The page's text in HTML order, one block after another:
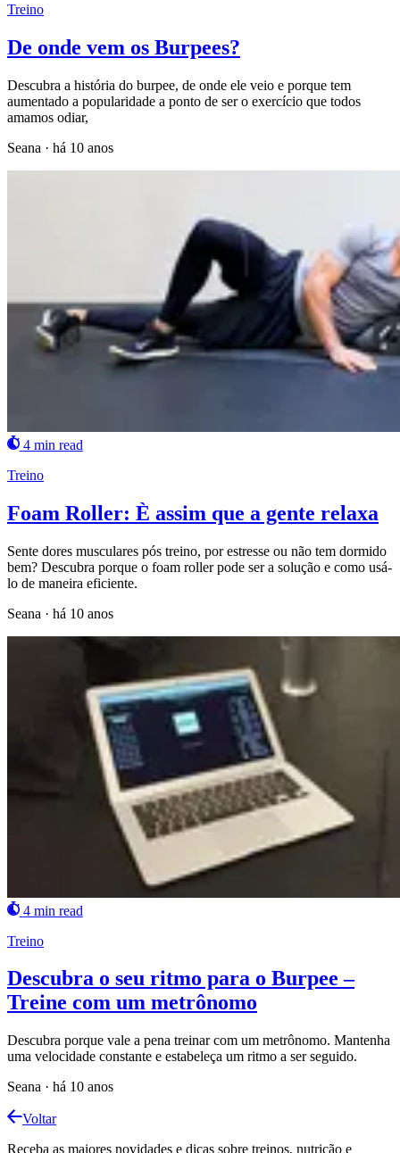
Treino
De onde vem os Burpees?
Descubra a história do burpee, de onde ele veio e porque tem
aumentado a popularidade a ponto de ser o exercício que todos
amamos odiar,
Seana · há 10 anos
4 min read
Treino
Foam Roller: È assim que a gente relaxa
Sente dores musculares pós treino, por estresse ou não tem dormido
bem? Descubra porque o foam roller pode ser a solução e como usá-
lo de maneira eficiente.
Seana · há 10 anos
4 min read
Treino
Descubra o seu ritmo para o Burpee –
Treine com um metrônomo
Descubra porque vale a pena treinar com um metrônomo. Mantenha
uma velocidade constante e estabeleça um ritmo a ser seguido.
Seana · há 10 anos
Voltar
Receba as maiores novidades e dicas sobre treinos, nutrição e